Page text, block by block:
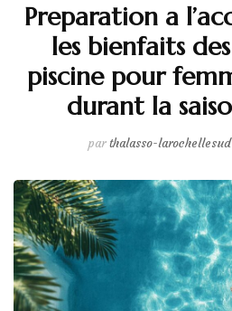
Preparation a
les bienfaits
piscine pour
durant la
parthalasso-larochellesud